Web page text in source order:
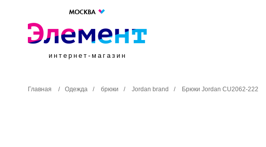
МОСКВА
интернет-магазин
Главная / Одежда / брюки / Jordan brand / Брюки Jordan CU2062-222